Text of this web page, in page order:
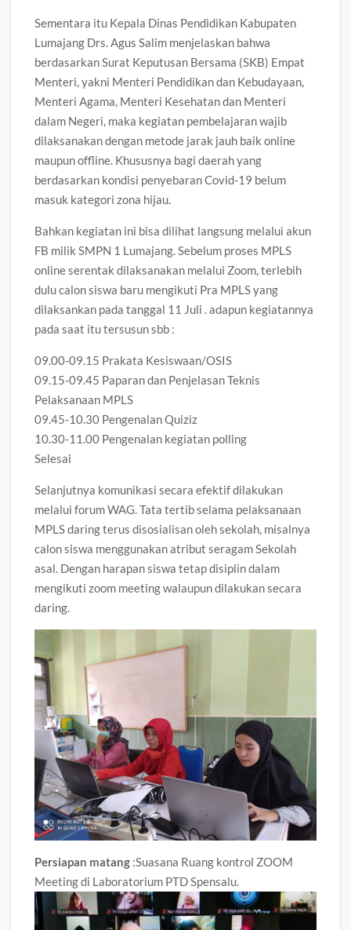
Sementara itu Kepala Dinas Pendidikan Kabupaten
Lumajang Drs. Agus Salim menjelaskan bahwa
berdasarkan Surat Keputusan Bersama (SKB) Empat
Menteri, yakni Menteri Pendidikan dan Kebudayaan,
Menteri Agama, Menteri Kesehatan dan Menteri
dalam Negeri, maka kegiatan pembelajaran wajib
dilaksanakan dengan metode jarak jauh baik online
maupun offline. Khususnya bagi daerah yang
berdasarkan kondisi penyebaran Covid-19 belum
masuk kategori zona hijau.
Bahkan kegiatan ini bisa dilihat langsung melalui akun
FB milik SMPN 1 Lumajang. Sebelum proses MPLS
online serentak dilaksanakan melalui Zoom, terlebih
dulu calon siswa baru mengikuti Pra MPLS yang
dilaksankan pada tanggal 11 Juli . adapun kegiatannya
pada saat itu tersusun sbb :
09.00-09.15 Prakata Kesiswaan/OSIS
09.15-09.45 Paparan dan Penjelasan Teknis
Pelaksanaan MPLS
09.45-10.30 Pengenalan Quiziz
10.30-11.00 Pengenalan kegiatan polling
Selesai
Selanjutnya komunikasi secara efektif dilakukan
melalui forum WAG. Tata tertib selama pelaksanaan
MPLS daring terus disosialisan oleh sekolah, misalnya
calon siswa menggunakan atribut seragam Sekolah
asal. Dengan harapan siswa tetap disiplin dalam
mengikuti zoom meeting walaupun dilakukan secara
daring.
Persiapan matang :Suasana Ruang kontrol ZOOM
Meeting di Laboratorium PTD Spensalu.